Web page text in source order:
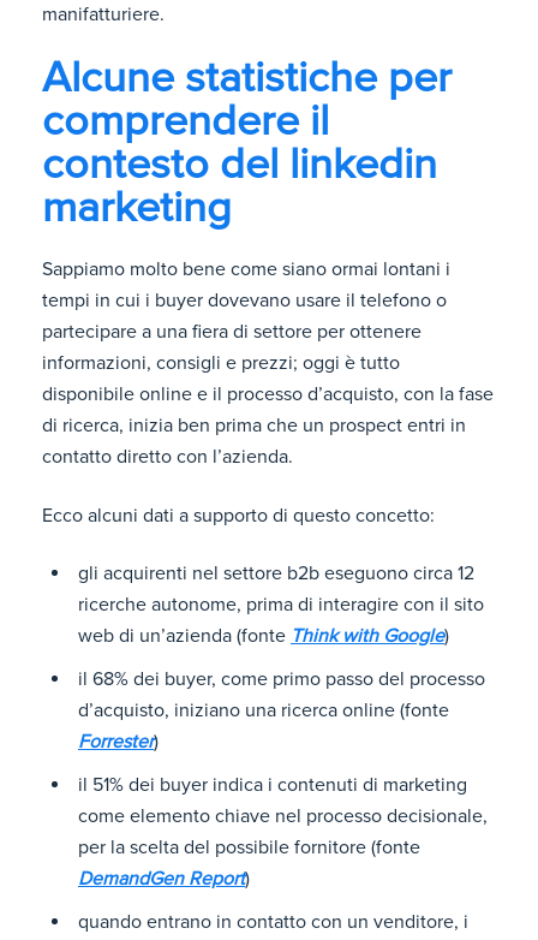
manifatturiere.
Alcune statistiche per
comprendere il
contesto del linkedin
marketing
Sappiamo molto bene come siano ormai lontani i
tempi in cui i buyer dovevano usare il telefono o
partecipare a una fiera di settore per ottenere
informazioni, consigli e prezzi; oggi è tutto
disponibile online e il processo d’acquisto, con la fase
di ricerca, inizia ben prima che un prospect entri in
contatto diretto con l’azienda.
Ecco alcuni dati a supporto di questo concetto:
gli acquirenti nel settore b2b eseguono circa 12
ricerche autonome, prima di interagire con il sito
web di un’azienda (fonte Think with Google)
il 68% dei buyer, come primo passo del processo
d’acquisto, iniziano una ricerca online (fonte
Forrester)
il 51% dei buyer indica i contenuti di marketing
come elemento chiave nel processo decisionale,
per la scelta del possibile fornitore (fonte
DemandGen Report)
quando entrano in contatto con un venditore, i